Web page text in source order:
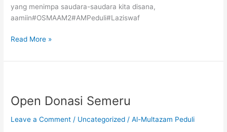
yang menimpa saudara-saudara kita disana,
aamiin#OSMAAM2#AMPeduli#Laziswaf
Read More »
Open Donasi Semeru
Leave a Comment / Uncategorized /Al-Multazam Peduli
Semeru